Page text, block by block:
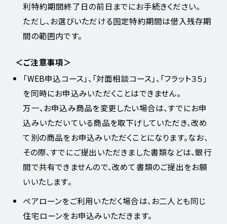
利特約期間終了日の前日までにお手続きください。
ただし、お選びいただける固定特約期間は借入残存期
間の範囲内です。
＜ご注意事項＞
「WEB申込コース」、「対面相談コース」、「フラット３５」
を同時にお申込みいただくことはできません。
万一、お申込み商品を変更したい場合は、すでにお申
込みいただいている商品を取下げしていただき、改め
て別の商品をお申込みいただくことになります。なお、
その際、すでにご提出いただきました書類などは、銀行
間で共有できませんので、改めて書類のご提出をお願
いいたします。
ペアローンをご利用いただく場合は、お二人とも同じ
住宅ローンをお申込みいただきます。